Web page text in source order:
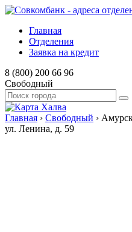
Главная
Отделения
Заявка на кредит
8 (800) 200 66 96
Свободный
Главная › Свободный ›
ул. Ленина, д. 59